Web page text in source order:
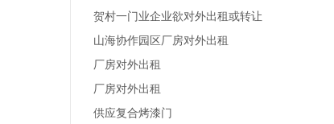
贺村一门业企业欲对外出租或转让
山海协作园区厂房对外出租
厂房对外出租
厂房对外出租
供应复合烤漆门